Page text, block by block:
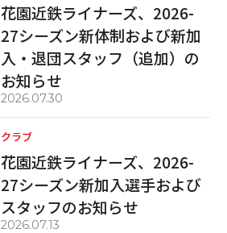
花園近鉄ライナーズ、2026-
27シーズン新体制および新加
入・退団スタッフ（追加）の
お知らせ
2026.07.30
クラブ
花園近鉄ライナーズ、2026-
27シーズン新加入選手および
スタッフのお知らせ
2026.07.13